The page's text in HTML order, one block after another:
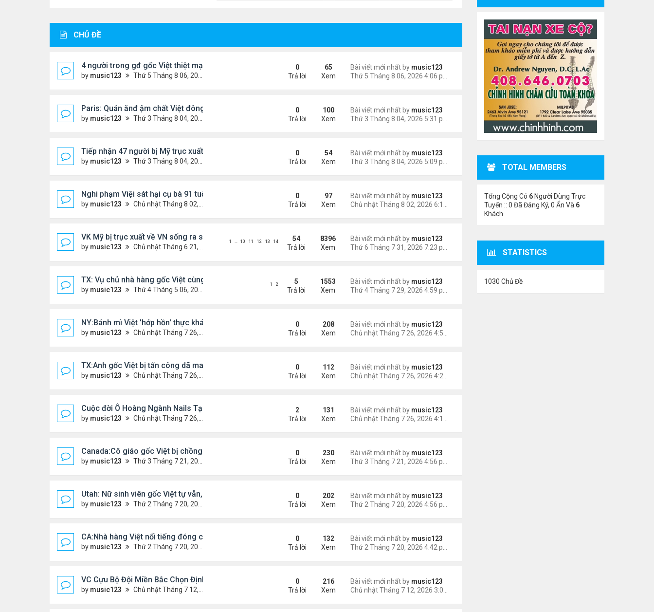
CHỦ ĐỀ
4 người trong gđ gốc Việt thiệt mạng vì tai nạn xe hơi
by music123 Thứ 5 Tháng 8 06, 2026 4:06 pm
Bài viết mới nhất by music123
0
Trả lời
65
Xem
Paris: Quán ănđ ậm chất Việt đông kín khách chờ
by music123 Thứ 3 Tháng 8 04, 2026 5:31 pm
Bài viết mới nhất by music123
0
Trả lời
100
Xem
Tiếp nhận 47 người bị Mỹ trục xuất, Công an khuyến cáo
by music123 Thứ 3 Tháng 8 04, 2026 5:09 pm
Bài viết mới nhất by music123
0
Trả lời
54
Xem
Nghi phạm Việi sát hại cụ bà 91 tuổi, phi tang xác trong rừng
by music123 Chủ nhật Tháng 8 02, 2026 6:14 pm
Bài viết mới nhất by music123
0
Trả lời
97
Xem
VK Mỹ bị trục xuất về VN sống ra sao
by music123 Chủ nhật Tháng 6 21, 2026 7:33 pm
Bài viết mới nhất by music123
54
Trả lời
8396
Xem
1 … 10 11 12 13 14
TX: Vụ chủ nhà hàng gốc Việt cùng hai con bị chồng sát hại
by music123 Thứ 4 Tháng 5 06, 2026 4:53 am
Bài viết mới nhất by music123
5
Trả lời
1553
Xem
1 2
NY:Bánh mì Việt 'hớp hồn' thực khách Mỹ
by music123 Chủ nhật Tháng 7 26, 2026 4:58 pm
Bài viết mới nhất by music123
0
Trả lời
208
Xem
TX:Anh gốc Việt bị tấn công dã man, khó qua khỏi
by music123 Chủ nhật Tháng 7 26, 2026 4:24 pm
Bài viết mới nhất by music123
0
Trả lời
112
Xem
Cuộc đời Ô Hoàng Ngành Nails Tại Mỹ
by music123 Chủ nhật Tháng 7 26, 2026 4:17 pm
Bài viết mới nhất by music123
2
Trả lời
131
Xem
Canada:Cô giáo gốc Việt bị chồng sát hại
by music123 Thứ 3 Tháng 7 21, 2026 4:56 pm
Bài viết mới nhất by music123
0
Trả lời
230
Xem
Utah: Nữ sinh viên gốc Việt tự vẫn, bạn trai bạo hành ....
by music123 Thứ 2 Tháng 7 20, 2026 4:56 pm
Bài viết mới nhất by music123
0
Trả lời
202
Xem
CA:Nhà hàng Việt nổi tiếng đóng cửa
by music123 Thứ 2 Tháng 7 20, 2026 4:42 pm
Bài viết mới nhất by music123
0
Trả lời
132
Xem
VC Cựu Bộ Đội Miền Bắc Chọn Định Cư Tại Hoa Kỳ?
by music123 Chủ nhật Tháng 7 12, 2026 3:01 pm
Bài viết mới nhất by music123
0
Trả lời
216
Xem
TOTAL MEMBERS
Tổng Cộng Có 6Người Dùng Trực
Tuyến :: 0 Đã Đăng Ký, 0 Ẩn Và 6
Khách
STATISTICS
1030 Chủ Đề